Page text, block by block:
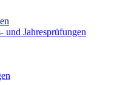
und Jahresprüfungen